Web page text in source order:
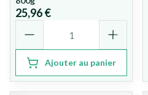
25,96 €
Ajouter au panier